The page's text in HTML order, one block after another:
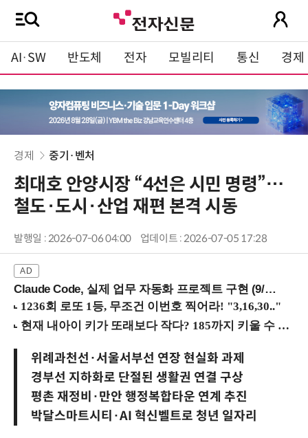
AI·SW 반도체 전자 모빌리티 통신 경제
경제 중기·벤처
최대호 안양시장 “4선은 시민 명령”…
철도·도시·산업 재편 본격 시동
발행일 : 2026-07-06 04:00 업데이트 : 2026-07-05 17:28
Claude Code, 실제 업무 자동화 프로젝트 구현 (9/16 ~17 강남역)
위례과천선·서울서부선 연장 현실화 과제
경부선 지하화로 단절된 생활권 연결 구상
평촌 재정비·만안 행정복합타운 연계 추진
박달스마트시티·AI 혁신벨트로 청년 일자리